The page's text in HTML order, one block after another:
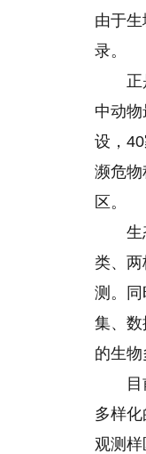
由于生
录。
中动
设，
濒危
区。
生
类、
测。
集、
的生物
多样
观测